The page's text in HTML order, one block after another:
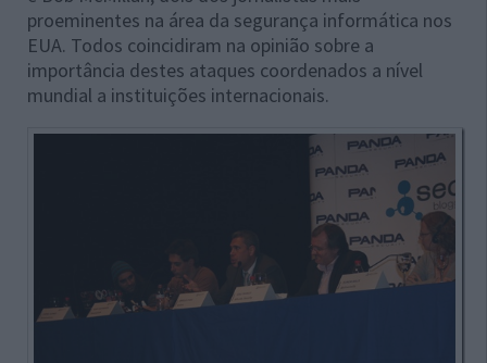
proeminentes na área da segurança informática nos
EUA. Todos coincidiram na opinião sobre a
importância destes ataques coordenados a nível
mundial a instituições internacionais.